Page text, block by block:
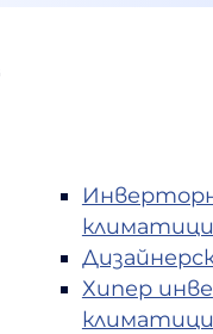
климатици
Хипер
климатици